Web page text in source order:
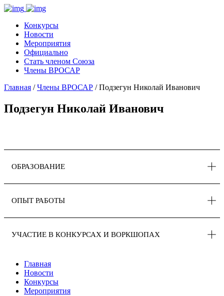
Конкурсы
Новости
Мероприятия
Официально
Стать членом Союза
Члены ВРОСАР
Главная /Члены ВРОСАР / Подзегун Николай Иванович
Подзегун Николай Иванович
ОБРАЗОВАНИЕ
ОПЫТ РАБОТЫ
УЧАСТИЕ В КОНКУРСАХ И ВОРКШОПАХ
Главная
Новости
Конкурсы
Мероприятия